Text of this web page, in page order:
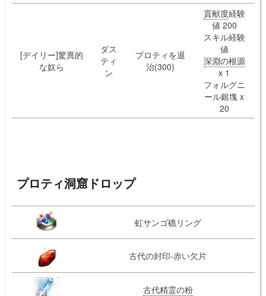
[デイリー]驚異的
な奴ら
ダス
ティ
ン
プロティを退
治(300)
貢献度経験
値 200
スキル経験
値
深淵の根源
x 1
フォルグニ
ール銀塊 x
20
プロティ洞窟ドロップ
虹サンゴ礁リング
古代の封印-赤い欠片
古代精霊の粉